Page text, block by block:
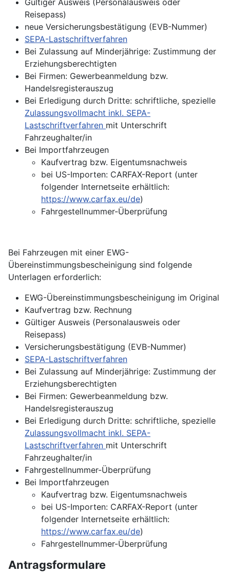
Gültiger Ausweis (Personalausweis oder
Reisepass)
neue Versicherungsbestätigung (EVB-Nummer)
SEPA-Lastschriftverfahren
Bei Zulassung auf Minderjährige: Zustimmung der
Erziehungsberechtigten
Bei Firmen: Gewerbeanmeldung bzw.
Handelsregisterauszug
Bei Erledigung durch Dritte: schriftliche, spezielle
Zulassungsvollmacht inkl. SEPA-
Lastschriftverfahren mit Unterschrift
Fahrzeughalter/in
Bei Importfahrzeugen
Kaufvertrag bzw. Eigentumsnachweis
bei US-Importen: CARFAX-Report (unter
folgender Internetseite erhältlich:
https://www.carfax.eu/de)
Fahrgestellnummer-Überprüfung
Bei Fahrzeugen mit einer EWG-
Übereinstimmungsbescheinigung sind folgende
Unterlagen erforderlich:
EWG-Übereinstimmungsbescheinigung im Original
Kaufvertrag bzw. Rechnung
Gültiger Ausweis (Personalausweis oder
Reisepass)
Versicherungsbestätigung (EVB-Nummer)
SEPA-Lastschriftverfahren
Bei Zulassung auf Minderjährige: Zustimmung der
Erziehungsberechtigten
Bei Firmen: Gewerbeanmeldung bzw.
Handelsregisterauszug
Bei Erledigung durch Dritte: schriftliche, spezielle
Zulassungsvollmacht inkl. SEPA-
Lastschriftverfahren mit Unterschrift
Fahrzeughalter/in
Fahrgestellnummer-Überprüfung
Bei Importfahrzeugen
Kaufvertrag bzw. Eigentumsnachweis
bei US-Importen: CARFAX-Report (unter
folgender Internetseite erhältlich:
https://www.carfax.eu/de)
Fahrgestellnummer-Überprüfung
Antragsformulare